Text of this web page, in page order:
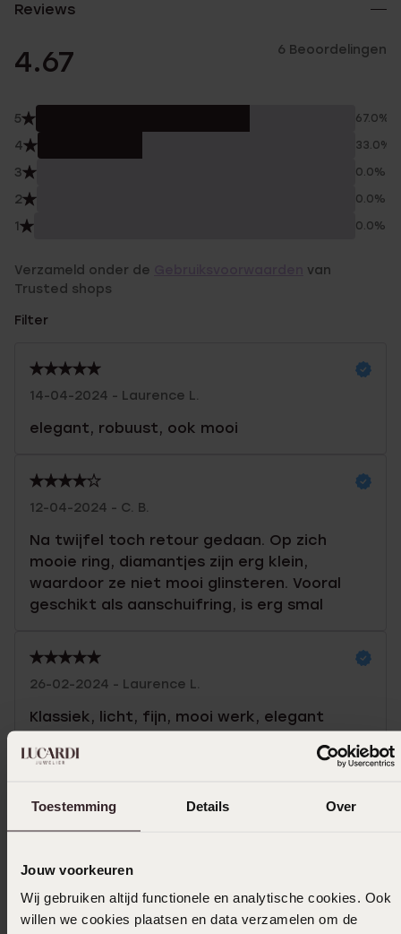
Toestemming Details Over
Jouw voorkeuren
Wij gebruiken altijd functionele en analytische cookies. Ook
willen we cookies plaatsen en data verzamelen om de
Reviews
4.67 6 Beoordelingen
5 67.0%
4 33.0%
3 0.0%
2 0.0%
1 0.0%
Verzameld onder de
van
Trusted shops
Filter
14-04-2024 - Laurence L.
elegant, robuust, ook mooi
12-04-2024 - C. B.
Na twijfel toch retour gedaan. Op zich
mooie ring, diamantjes zijn erg klein,
waardoor ze niet mooi glinsteren. Vooral
geschikt als aanschuifring, is erg smal
26-02-2024 - Laurence L.
Klassiek, licht, fijn, mooi werk, elegant
Ook leuk voor jou